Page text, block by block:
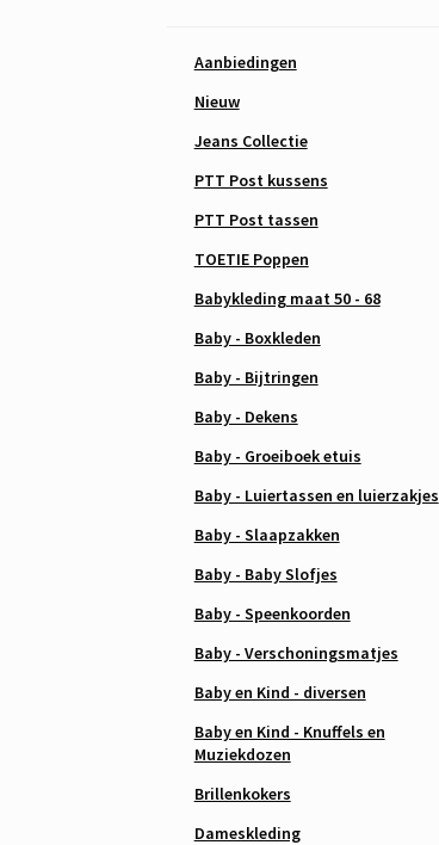
Aanbiedingen
Nieuw
Jeans Collectie
PTT Post kussens
PTT Post tassen
TOETIE Poppen
Babykleding maat 50 - 68
Baby - Boxkleden
Baby - Bijtringen
Baby - Dekens
Baby - Groeiboek etuis
Baby - Luiertassen en luierzakjes
Baby - Slaapzakken
Baby - Baby Slofjes
Baby - Speenkoorden
Baby - Verschoningsmatjes
Baby en Kind - diversen
Baby en Kind - Knuffels en
Muziekdozen
Brillenkokers
Dameskleding